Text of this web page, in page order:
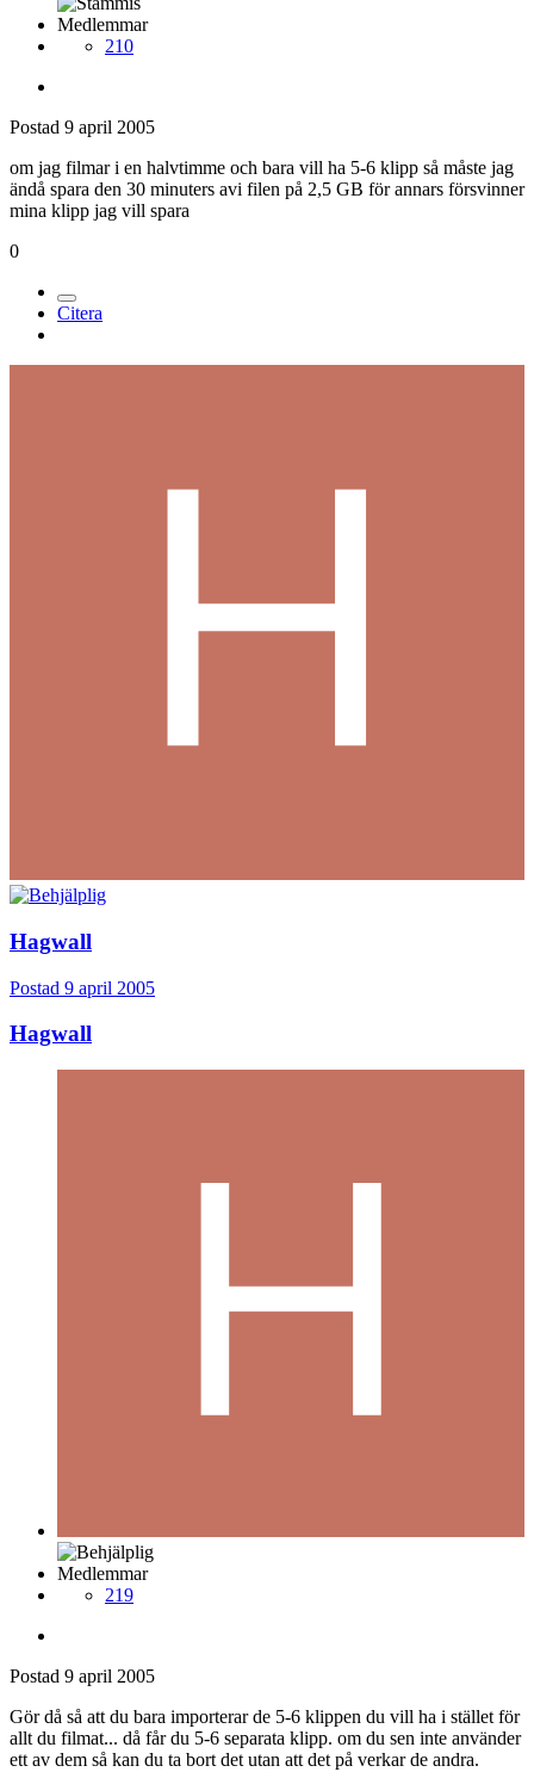
Medlemmar
210
Postad 9 april 2005
om jag filmar i en halvtimme och bara vill ha 5-6 klipp så måste jag
ändå spara den 30 minuters avi filen på 2,5 GB för annars försvinner
mina klipp jag vill spara
0
Citera
Hagwall
Postad 9 april 2005
Hagwall
Medlemmar
219
Postad 9 april 2005
Gör då så att du bara importerar de 5-6 klippen du vill ha i stället för
allt du filmat... då får du 5-6 separata klipp. om du sen inte använder
ett av dem så kan du ta bort det utan att det på verkar de andra.